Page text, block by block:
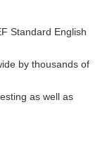
Standard English
by thousands of
as well as